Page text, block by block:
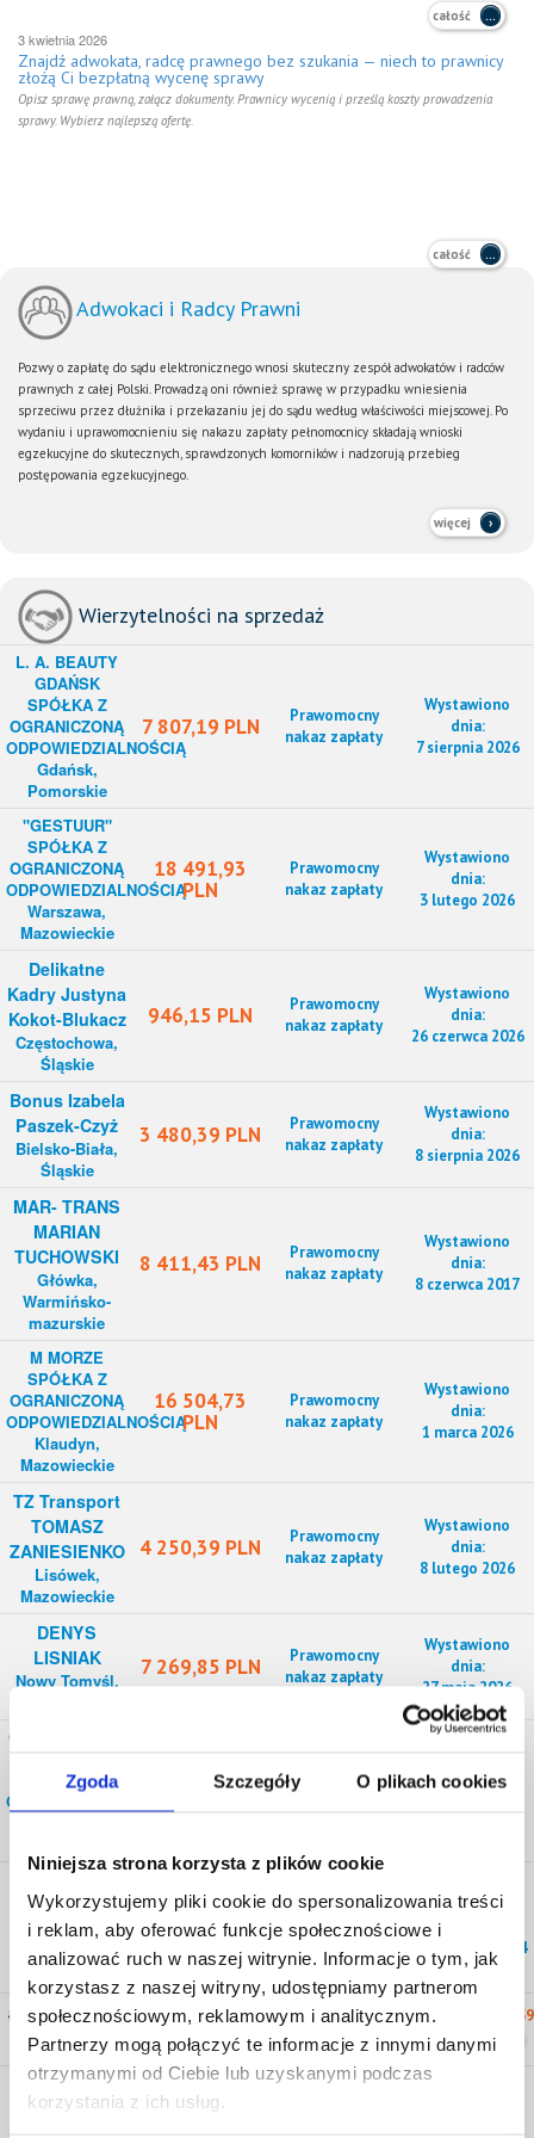
Zgoda Szczegóły O plikach cookies
Niniejsza strona korzysta z plików cookie
Wykorzystujemy pliki cookie do spersonalizowania treści
i reklam, aby oferować funkcje społecznościowe i
analizować ruch w naszej witrynie. Informacje o tym, jak
korzystasz z naszej witryny, udostępniamy partnerom
społecznościowym, reklamowym i analitycznym.
Partnerzy mogą połączyć te informacje z innymi danymi
otrzymanymi od Ciebie lub uzyskanymi podczas
korzystania z ich usług.
całość
3 kwietnia 2026
Znajdź adwokata, radcę prawnego bez szukania — niech to prawnicy
złożą Ci bezpłatną wycenę sprawy
Opisz sprawę prawną, załącz dokumenty. Prawnicy wycenią i prześlą koszty prowadzenia
sprawy. Wybierz najlepszą ofertę.
całość
Adwokaci i Radcy Prawni
Pozwy o zapłatę do sądu elektronicznego wnosi skuteczny zespół adwokatów i radców
prawnych z całej Polski. Prowadzą oni również sprawę w przypadku wniesienia
sprzeciwu przez dłużnika i przekazaniu jej do sądu według właściwości miejscowej. Po
wydaniu i uprawomocnieniu się nakazu zapłaty pełnomocnicy składają wnioski
egzekucyjne do skutecznych, sprawdzonych komorników i nadzorują przebieg
postępowania egzekucyjnego.
więcej
Wierzytelności na sprzedaż
L. A. BEAUTY
GDAŃSK
SPÓŁKA Z
OGRANICZONĄ
ODPOWIEDZIALNOŚCIĄ
Gdańsk,
Pomorskie
7 807,19 PLN
Prawomocny
nakaz zapłaty
Wystawiono
dnia:
7 sierpnia 2026
"GESTUUR"
SPÓŁKA Z
OGRANICZONĄ
ODPOWIEDZIALNOŚCIĄ
Warszawa,
Mazowieckie
18 491,93
PLN
Prawomocny
nakaz zapłaty
Wystawiono
dnia:
3 lutego 2026
Delikatne
Kadry Justyna
Kokot-Blukacz
Częstochowa,
Śląskie
946,15 PLN
Prawomocny
nakaz zapłaty
Wystawiono
dnia:
26 czerwca 2026
Bonus Izabela
Paszek-Czyż
Bielsko-Biała,
Śląskie
3 480,39 PLN
Prawomocny
nakaz zapłaty
Wystawiono
dnia:
8 sierpnia 2026
MAR- TRANS
MARIAN
TUCHOWSKI
Główka,
Warmińsko-
mazurskie
8 411,43 PLN
Prawomocny
nakaz zapłaty
Wystawiono
dnia:
8 czerwca 2017
M MORZE
SPÓŁKA Z
OGRANICZONĄ
ODPOWIEDZIALNOŚCIĄ
Klaudyn,
Mazowieckie
16 504,73
PLN
Prawomocny
nakaz zapłaty
Wystawiono
dnia:
1 marca 2026
TZ Transport
TOMASZ
ZANIESIENKO
Lisówek,
Mazowieckie
4 250,39 PLN
Prawomocny
nakaz zapłaty
Wystawiono
dnia:
8 lutego 2026
DENYS
LISNIAK
Nowy Tomyśl,
7 269,85 PLN
Prawomocny
nakaz zapłaty
Wystawiono
dnia:
27 maja 2026
CHMIEL I SŁÓD
OGRANICZONĄ
ODPOWIEDZIALNOŚCIĄ
15 062,67
Prawomocny
dnia:
P.H.U. KOBI
JAKUB
JUSZCZUK
Gdańsk,
Pomorskie
21 032,57
PLN
Prawomocny
nakaz zapłaty
Wystawiono
22 kwietnia 2024
Łączna ilość wierzytelności na sprzedaż:7250, łączna wartość:
65 599 606,59
PLN
Zobacz więcej...
Wierzytelności wg województw
mazowieckie wielkopolskie